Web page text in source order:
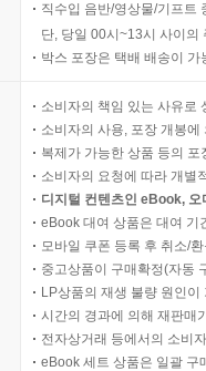
직수입 음반/영상물/기프트
단, 당일 00시~13시 사이의
박스 포장은 택배 배송이
소비자의 책임 있는 사유로
소비자의 사용, 포장 개봉
복제가 가능한 상품 등의
소비자의 요청에 따라 개별
디지털 컨텐츠인 eBook,
eBook 대여 상품은 대여 기
모바일 쿠폰 등록 후 취소/
중고상품이 구매확정(자동
LP상품의 재생 불량 원인
시간의 경과에 의해 재판매
전자상거래 등에서의 소비
eBook 세트 상품은 일괄 구